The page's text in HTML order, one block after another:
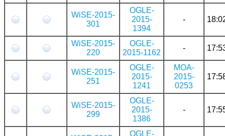
WiSE-2015-
301
OGLE-
2015-
1394
-
WiSE-2015-
220
OGLE-
2015-1162
-
WiSE-2015-
251
OGLE-
2015-
1241
MOA-
2015-
0253
WiSE-2015-
299
OGLE-
2015-
1386
-
OGLE-